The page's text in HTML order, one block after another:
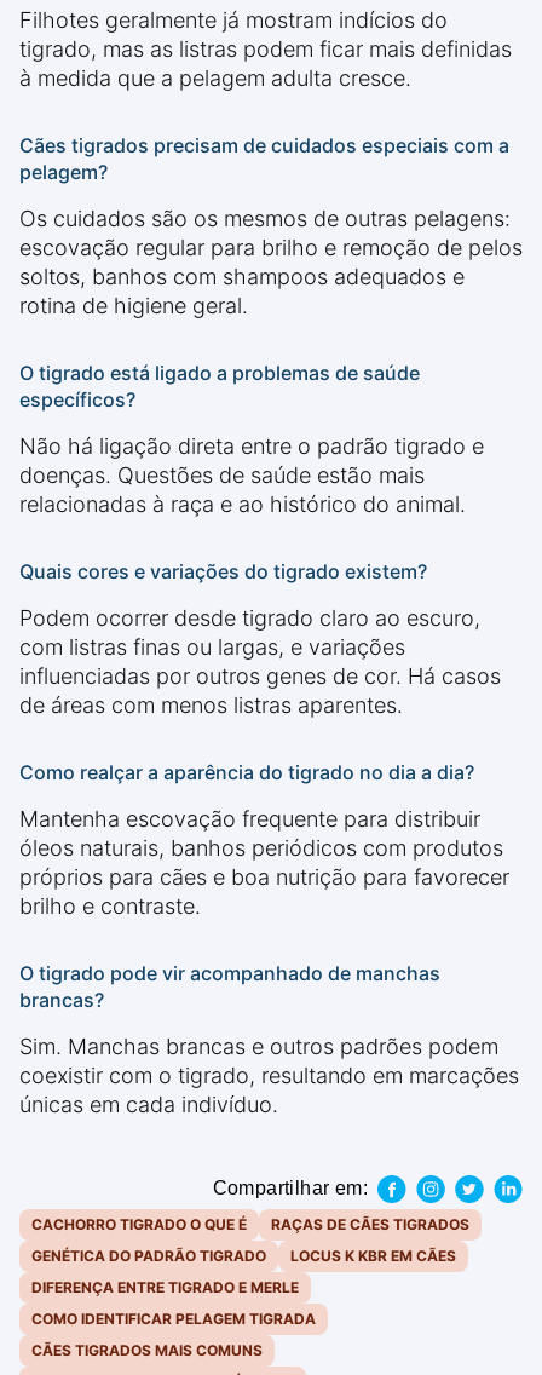
Filhotes geralmente já mostram indícios do
tigrado, mas as listras podem ficar mais definidas
à medida que a pelagem adulta cresce.
Cães tigrados precisam de cuidados especiais com a
pelagem?
Os cuidados são os mesmos de outras pelagens:
escovação regular para brilho e remoção de pelos
soltos, banhos com shampoos adequados e
rotina de higiene geral.
O tigrado está ligado a problemas de saúde
específicos?
Não há ligação direta entre o padrão tigrado e
doenças. Questões de saúde estão mais
relacionadas à raça e ao histórico do animal.
Quais cores e variações do tigrado existem?
Podem ocorrer desde tigrado claro ao escuro,
com listras finas ou largas, e variações
influenciadas por outros genes de cor. Há casos
de áreas com menos listras aparentes.
Como realçar a aparência do tigrado no dia a dia?
Mantenha escovação frequente para distribuir
óleos naturais, banhos periódicos com produtos
próprios para cães e boa nutrição para favorecer
brilho e contraste.
O tigrado pode vir acompanhado de manchas
brancas?
Sim. Manchas brancas e outros padrões podem
coexistir com o tigrado, resultando em marcações
únicas em cada indivíduo.
Compartilhar em:
CACHORRO TIGRADO O QUE É
RAÇAS DE CÃES TIGRADOS
GENÉTICA DO PADRÃO TIGRADO
LOCUS K KBR EM CÃES
DIFERENÇA ENTRE TIGRADO E MERLE
COMO IDENTIFICAR PELAGEM TIGRADA
CÃES TIGRADOS MAIS COMUNS